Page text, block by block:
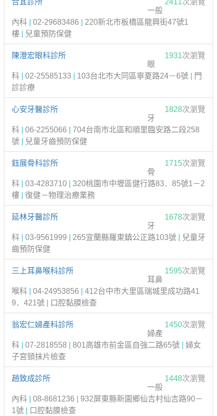
一般
內科
02-29683486
220新北市板橋區龍興街47號1
樓
兒童預防保健
陳澄宏眼科診所 1931次瀏覽
眼
科
02-25585133 103台北市大同區寧夏路24－6號
門
診診療
心安牙醫診所 1828次瀏覽
牙
科
06-2255066
704台南市北區和順里臨安路二段258
號
兒童牙齒預防保健
鈺展骨科診所 1715次瀏覽
骨
科
03-4283710
320桃園市中壢區健行路83．85號1－2
樓
復健－物理治療業務
延林牙醫診所 1678次瀏覽
牙
科
03-9561999 265宜蘭縣羅東鎮公正路103號
兒童牙
齒預防保健
三上耳鼻喉科診所 1595次瀏覽
耳鼻
喉科
04-24953856
412台中市大里區瑞城里成功路41
9．421號
口腔黏膜檢查
翁宏仁婦產科診所 1450次瀏覽
婦產
科
07-2818558 801高雄市前金區自強二路65號
婦女
子宮頸抹片檢查
趙致成診所 1448次瀏覽
一般
內科
08-8681236
932屏東縣新園鄉仙吉村仙吉路90－
1號
口腔黏膜檢查